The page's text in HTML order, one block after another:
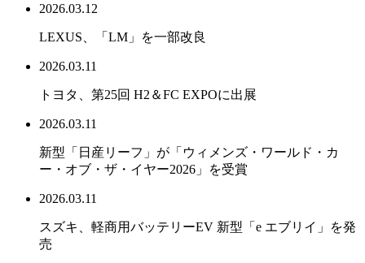
2026.03.12
LEXUS、「LM」を一部改良
2026.03.11
トヨタ、第25回 H2＆FC EXPOに出展
2026.03.11
新型「日産リーフ」が「ウィメンズ・ワールド・カ
ー・オブ・ザ・イヤー2026」を受賞
2026.03.11
スズキ、軽商用バッテリーEV 新型「e エブリイ」を発
売